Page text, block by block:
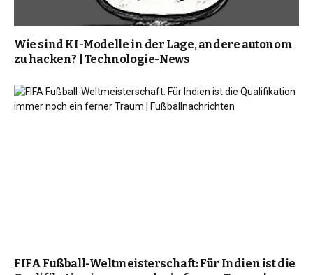
Wie sind KI-Modelle in der Lage, andere autonom
zu hacken? | Technologie-News
FIFA Fußball-Weltmeisterschaft: Für Indien ist die